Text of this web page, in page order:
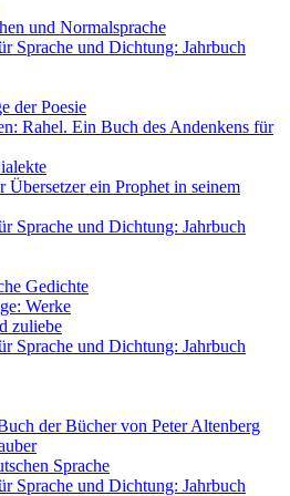
und Normalsprache
Sprache und Dichtung: Jahrbuch
der Poesie
Rahel. Ein Buch des Andenkens für
Übersetzer ein Prophet in seinem
Sprache und Dichtung: Jahrbuch
Gedichte
Werke
zuliebe
Sprache und Dichtung: Jahrbuch
der Bücher von Peter Altenberg
Sprache
Sprache und Dichtung: Jahrbuch